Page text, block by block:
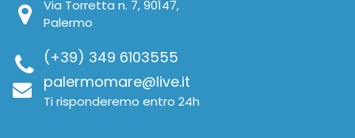
Via Torretta n. 7, 90147,
Palermo
(+39) 349 6103555
palermomare@live.it
Ti risponderemo entro 24h